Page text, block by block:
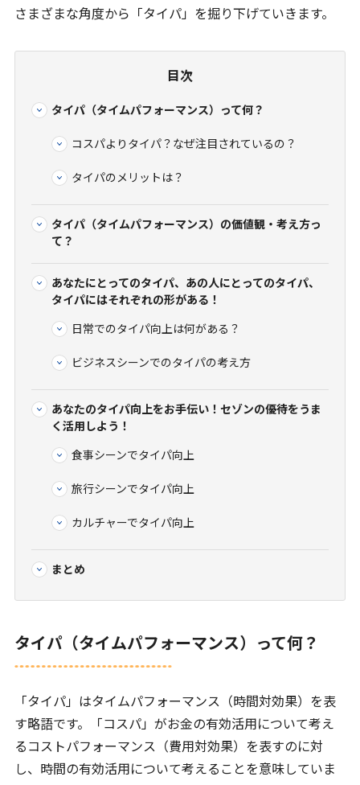
さまざまな角度から「タイパ」を掘り下げていきます。
目次
タイパ（タイムパフォーマンス）って何？
コスパよりタイパ？なぜ注目されているの？
タイパのメリットは？
タイパ（タイムパフォーマンス）の価値観・考え方っ
て？
あなたにとってのタイパ、あの人にとってのタイパ、
タイパにはそれぞれの形がある！
日常でのタイパ向上は何がある？
ビジネスシーンでのタイパの考え方
あなたのタイパ向上をお手伝い！セゾンの優待をうま
く活用しよう！
食事シーンでタイパ向上
旅行シーンでタイパ向上
カルチャーでタイパ向上
まとめ
タイパ（タイムパフォーマンス）って何？
「タイパ」はタイムパフォーマンス（時間対効果）を表
す略語です。「コスパ」がお金の有効活用について考え
るコストパフォーマンス（費用対効果）を表すのに対
し、時間の有効活用について考えることを意味していま